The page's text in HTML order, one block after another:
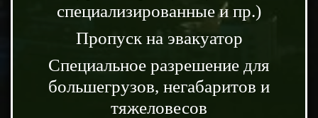
специализированные и пр.)
Пропуск на эвакуатор
Специальное разрешение для
большегрузов, негабаритов и
тяжеловесов